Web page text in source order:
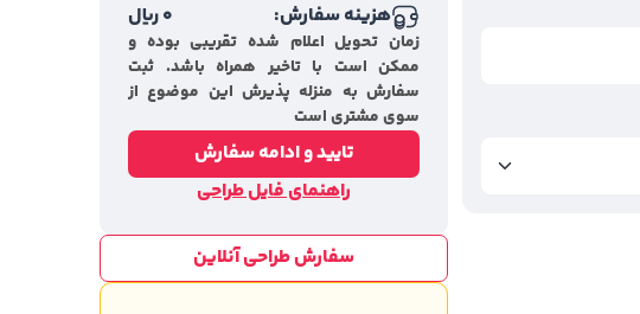
هزینه سفارش: 0ریال
زمان تحویل اعلام شده تقریبی بوده و
ممکن است با تاخیر همراه باشد. ثبت
سفارش به منزله پذیرش این موضوع از
سوی مشتری است
تایید و ادامه سفارش
راهنمای فایل طراحی
سفارش طراحی آنلاین